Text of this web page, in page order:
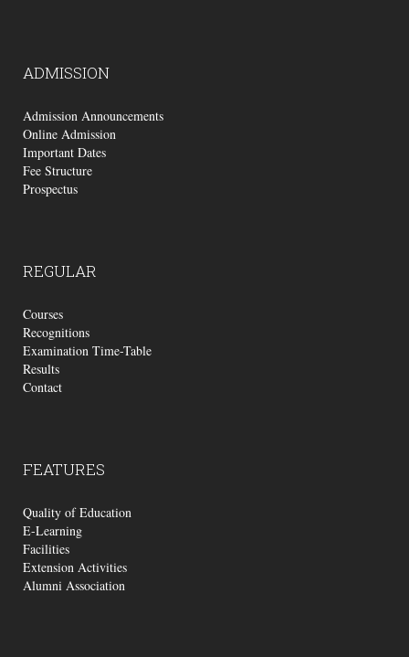
ADMISSION
Admission Announcements
Online Admission
Important Dates
Fee Structure
Prospectus
REGULAR
Courses
Recognitions
Examination Time-Table
Results
Contact
FEATURES
Quality of Education
E-Learning
Facilities
Extension Activities
Alumni Association